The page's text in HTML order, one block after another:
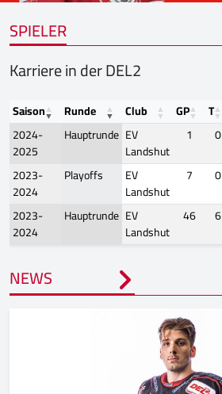
SPIELER
Karriere in der DEL2
Saison Runde Club GP T
2024-
2025
Hauptrunde EV
Landshut
1 0
2023-
2024
Playoffs
EV
Landshut
7 0
2023-
2024
Hauptrunde EV
Landshut
46 6
NEWS